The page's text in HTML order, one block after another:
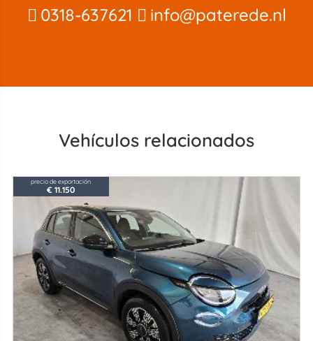
0318-637621
info@paterede.nl
Vehículos relacionados
precio de exportación
€ 11.150